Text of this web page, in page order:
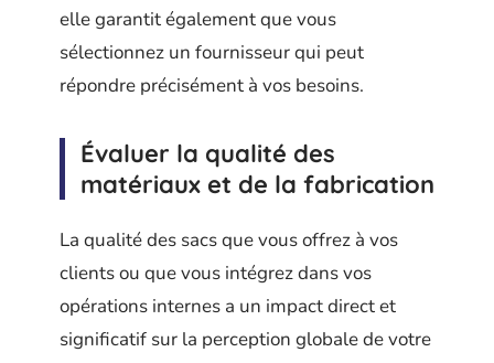
elle garantit également que vous
sélectionnez un fournisseur qui peut
répondre précisément à vos besoins.
Évaluer la qualité des
matériaux et de la fabrication
La qualité des sacs que vous offrez à vos
clients ou que vous intégrez dans vos
opérations internes a un impact direct et
significatif sur la perception globale de votre